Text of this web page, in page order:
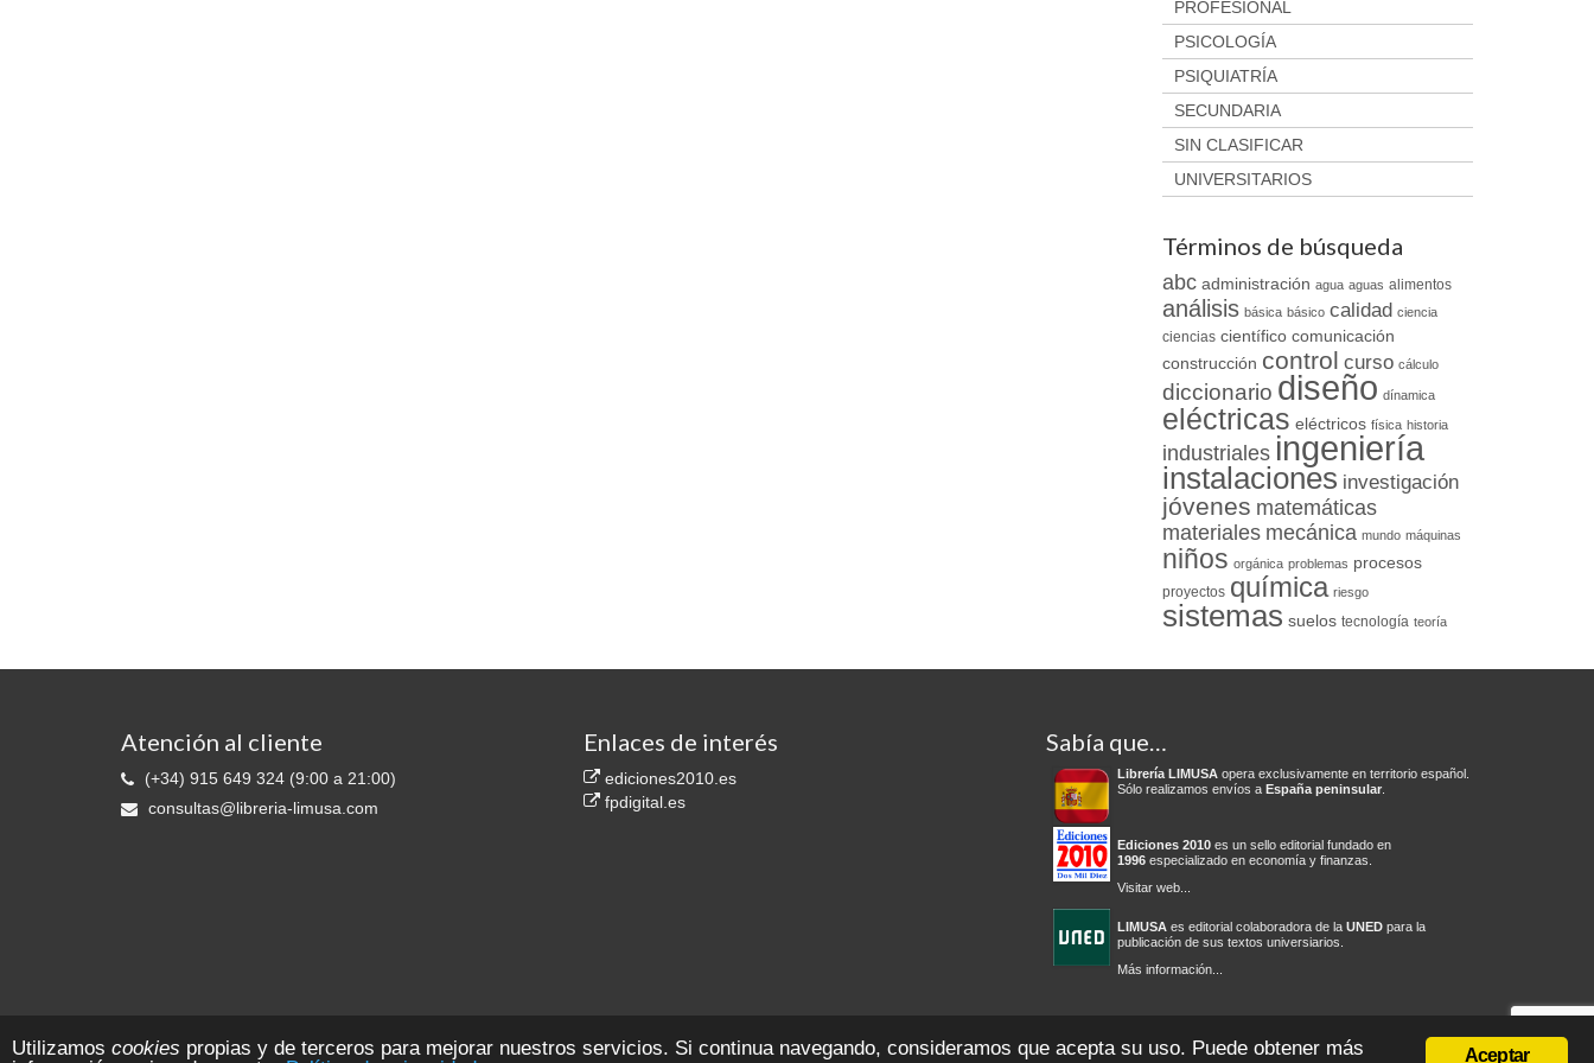
PROFESIONAL
PSICOLOGÍA
PSIQUIATRÍA
SECUNDARIA
SIN CLASIFICAR
UNIVERSITARIOS
Términos de búsqueda
abc administración agua aguas alimentos
análisis básica básico calidad ciencia
ciencias científico comunicación
construcción control curso cálculo
diccionario diseño dínamica
eléctricas eléctricos física historia
industriales ingeniería
instalaciones investigación
jóvenes matemáticas
materiales mecánica mundo máquinas
niños orgánica problemas procesos
proyectos química riesgo
sistemas suelos tecnología teoría
Atención al cliente
(+34) 915 649 324 (9:00 a 21:00)
consultas@libreria-limusa.com
Enlaces de interés
ediciones2010.es
fpdigital.es
Sabía que…
Librería LIMUSAopera exclusivamente en territorio español.
Sólo realizamos envíos a España peninsular.
Ediciones 2010es un sello editorial fundado en
1996especializado en economía y finanzas.
Visitar web...
LIMUSAes editorial colaboradora de la UNEDpara la
publicación de sus textos universiarios.
Más información...
CIF B-81553109 Todos los derechos reservados
Aceptar
Utilizamos cookies propias y de terceros para mejorar nuestros servicios. Si continua navegando, consideramos que acepta su uso. Puede obtener más